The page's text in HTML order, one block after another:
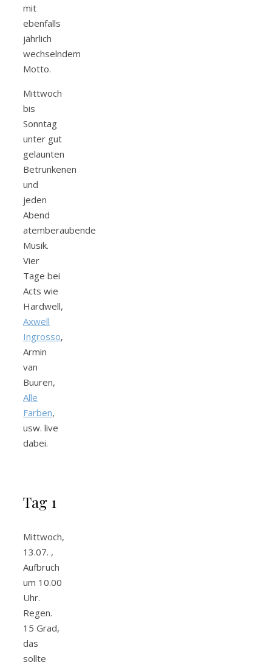
mit
ebenfalls
jährlich
wechselndem
Motto.
Mittwoch
bis
Sonntag
unter gut
gelaunten
Betrunkenen
und
jeden
Abend
atemberaubende
Musik.
Vier
Tage bei
Acts wie
Hardwell,
Axwell
Ingrosso,
Armin
van
Buuren,
Alle
Farben,
usw. live
dabei.
Tag 1
Mittwoch,
13.07. ,
Aufbruch
um 10.00
Uhr.
Regen.
15 Grad,
das
sollte